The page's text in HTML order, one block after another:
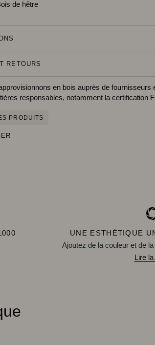
de hêtre
RETOURS
en bois auprès de fournisseurs
responsables, notamment la certification
PRODUITS
UNE ESTHÉTIQUE
Ajoutez de la couleur et de
Lire